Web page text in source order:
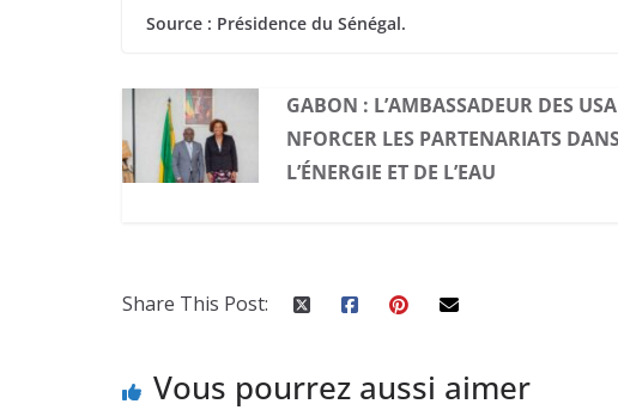
Source : Présidence du Sénégal.
GABON : L’AMBASSADEUR DES USA
NFORCER LES PARTENARIATS
L’ÉNERGIE ET DE L’EAU
Share This Post:
Vous pourrez aussi aimer